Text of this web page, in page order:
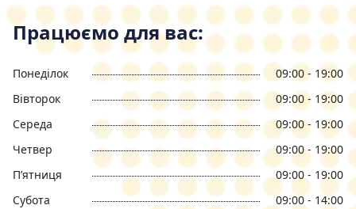
Працюємо для вас:
Понеділок
09:00 - 19:00
Вівторок
09:00 - 19:00
Середа
09:00 - 19:00
Четвер
09:00 - 19:00
П’ятниця
09:00 - 19:00
Субота
09:00 - 14:00